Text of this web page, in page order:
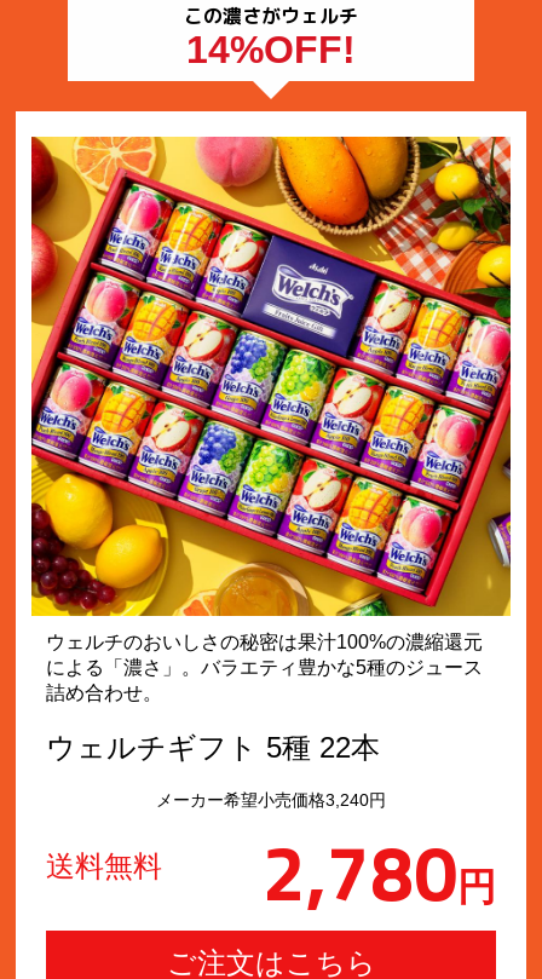
この濃さがウェルチ
14%OFF!
ウェルチのおいしさの秘密は果汁100%の濃縮還元
による「濃さ」。バラエティ豊かな5種のジュース
詰め合わせ。
ウェルチギフト 5種 22本
メーカー希望小売価格3,240円
送料無料 2,780円